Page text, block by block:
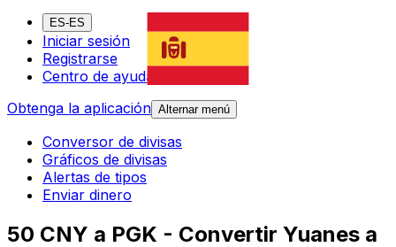
ES-ES
Iniciar sesión
Registrarse
Centro de ayuda
Obtenga la aplicación Alternar menú
Conversor de divisas
Gráficos de divisas
Alertas de tipos
Enviar dinero
50 CNY a PGK - Convertir Yuanes a